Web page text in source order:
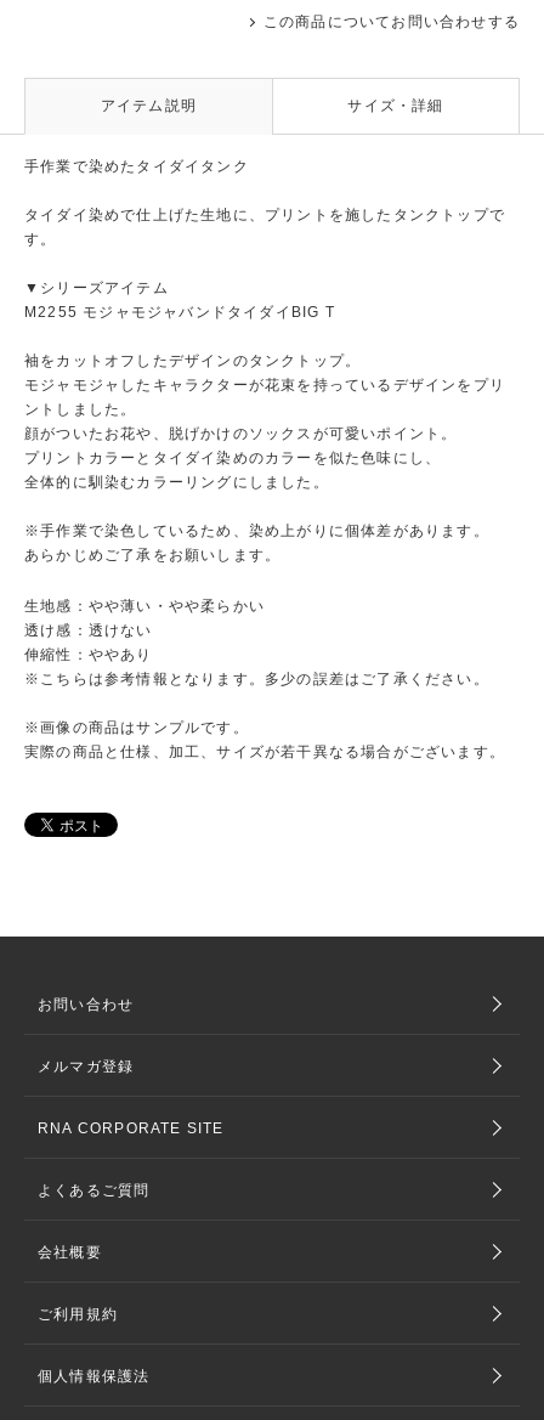
この商品についてお問い合わせする
アイテム説明 サイズ・詳細
手作業で染めたタイダイタンク
タイダイ染めで仕上げた生地に、プリントを施したタンクトップで
す。
▼シリーズアイテム
M2255 モジャモジャバンドタイダイBIG T
袖をカットオフしたデザインのタンクトップ。
モジャモジャしたキャラクターが花束を持っているデザインをプリ
ントしました。
顔がついたお花や、脱げかけのソックスが可愛いポイント。
プリントカラーとタイダイ染めのカラーを似た色味にし、
全体的に馴染むカラーリングにしました。
※手作業で染色しているため、染め上がりに個体差があります。
あらかじめご了承をお願いします。
生地感：やや薄い・やや柔らかい
透け感：透けない
伸縮性：ややあり
※こちらは参考情報となります。多少の誤差はご了承ください。
※画像の商品はサンプルです。
実際の商品と仕様、加工、サイズが若干異なる場合がございます。
お問い合わせ
メルマガ登録
RNA CORPORATE SITE
よくあるご質問
会社概要
ご利用規約
個人情報保護法